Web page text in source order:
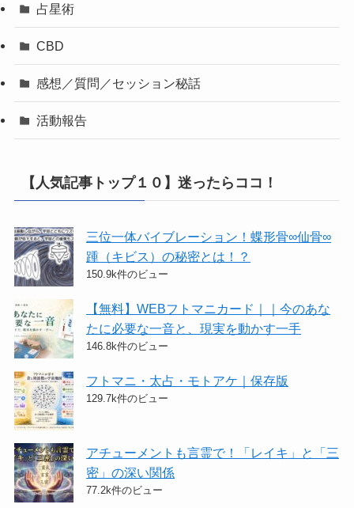
占星術
CBD
感想／質問／セッション秘話
活動報告
【人気記事トップ１０】迷ったらココ！
三位一体バイブレーション！蝶形骨∞仙骨∞
踵（キビス）の秘密とは！？
150.9k件のビュー
【無料】WEBフトマニカード｜｜今のあな
たに必要な一音と、現実を動かす一手
146.8k件のビュー
フトマニ・太占・モトアケ｜保存版
129.7k件のビュー
アチューメントも言霊で！「レイキ」と「三
密」の深い関係
77.2k件のビュー